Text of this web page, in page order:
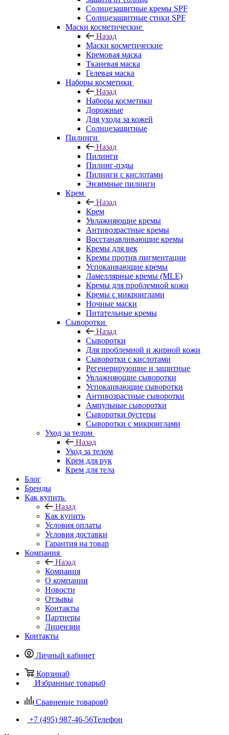
Солнцезащитные кремы SPF
Солнцезащитные стики SPF
Маски косметические
Назад
Маски косметические
Кремовая маска
Тканевая маска
Гелевая маска
Наборы косметики
Назад
Наборы косметики
Дорожные
Для ухода за кожей
Солнцезащитные
Пилинги
Назад
Пилинги
Пилинг-пэды
Пилинги с кислотами
Энзимные пилинги
Крем
Назад
Крем
Увлажняющие кремы
Антивозрастные кремы
Восстанавливающие кремы
Кремы для век
Кремы против пигментации
Успокаивающие кремы
Ламеллярные кремы (MLE)
Кремы для проблемной кожи
Кремы с микроиглами
Ночные маски
Питательные кремы
Сыворотки
Назад
Сыворотки
Для проблемной и жирной кожи
Сыворотки с кислотами
Регенерирующие и защитные
Увлажняющие сыворотки
Успокаивающие сыворотки
Антивозрастные сыворотки
Ампульные сыворотки
Сыворотки бустеры
Сыворотки с микроиглами
Уход за телом
Назад
Уход за телом
Крем для рук
Крем для тела
Блог
Бренды
Как купить
Назад
Как купить
Условия оплаты
Условия доставки
Гарантия на товар
Компания
Назад
Компания
О компании
Новости
Отзывы
Контакты
Партнеры
Лицензии
Контакты
Личный кабинет
Корзина0
Избранные товары0
Сравнение товаров0
+7 (495) 987-46-56Телефон